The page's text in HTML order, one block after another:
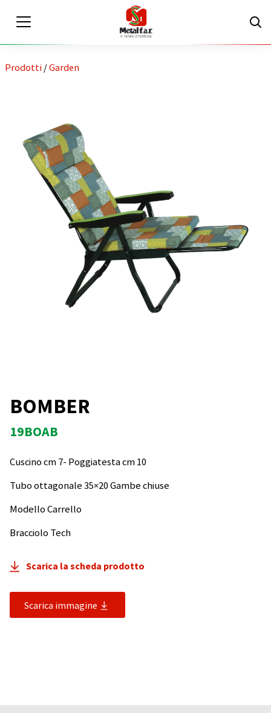
Prodotti /Garden
BOMBER
19BOAB
Cuscino cm 7- Poggiatesta cm 10
Tubo ottagonale 35×20 Gambe chiuse
Modello Carrello
Bracciolo Tech
Scarica la scheda prodotto
Scarica immagine